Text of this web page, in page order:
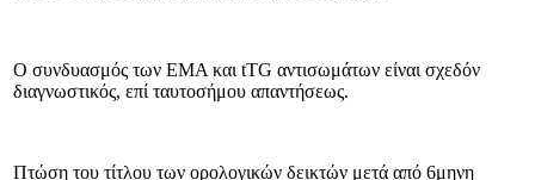
Ο συνδυασμός των ΕΜΑ και tTG αντι­σωμάτων είναι σχεδόν
διαγνωστικός, επί ταυτοσήμου απαντήσεως.
Πτώση του τίτλου των ορολογικών δεικτών μετά από 6μηνη